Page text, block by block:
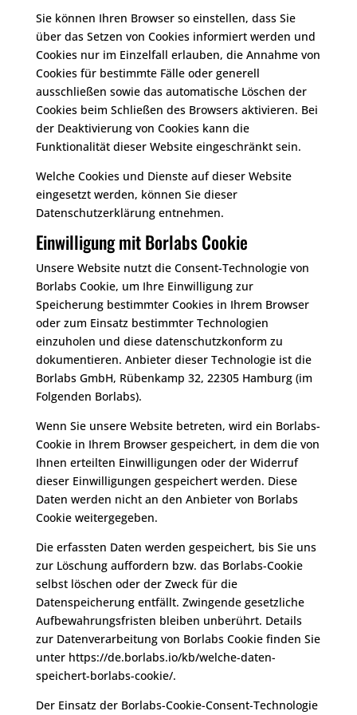
Sie können Ihren Browser so einstellen, dass Sie
über das Setzen von Cookies informiert werden und
Cookies nur im Einzelfall erlauben, die Annahme von
Cookies für bestimmte Fälle oder generell
ausschließen sowie das automatische Löschen der
Cookies beim Schließen des Browsers aktivieren. Bei
der Deaktivierung von Cookies kann die
Funktionalität dieser Website eingeschränkt sein.
Welche Cookies und Dienste auf dieser Website
eingesetzt werden, können Sie dieser
Datenschutzerklärung entnehmen.
Einwilligung mit Borlabs Cookie
Unsere Website nutzt die Consent-Technologie von
Borlabs Cookie, um Ihre Einwilligung zur
Speicherung bestimmter Cookies in Ihrem Browser
oder zum Einsatz bestimmter Technologien
einzuholen und diese datenschutzkonform zu
dokumentieren. Anbieter dieser Technologie ist die
Borlabs GmbH, Rübenkamp 32, 22305 Hamburg (im
Folgenden Borlabs).
Wenn Sie unsere Website betreten, wird ein Borlabs-
Cookie in Ihrem Browser gespeichert, in dem die von
Ihnen erteilten Einwilligungen oder der Widerruf
dieser Einwilligungen gespeichert werden. Diese
Daten werden nicht an den Anbieter von Borlabs
Cookie weitergegeben.
Die erfassten Daten werden gespeichert, bis Sie uns
zur Löschung auffordern bzw. das Borlabs-Cookie
selbst löschen oder der Zweck für die
Datenspeicherung entfällt. Zwingende gesetzliche
Aufbewahrungsfristen bleiben unberührt. Details
zur Datenverarbeitung von Borlabs Cookie finden Sie
unter https://de.borlabs.io/kb/welche-daten-
speichert-borlabs-cookie/.
Der Einsatz der Borlabs-Cookie-Consent-Technologie